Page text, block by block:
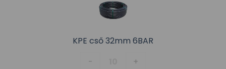
KPE cső 32mm 6BAR
-
+